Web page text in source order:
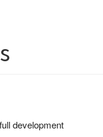
development